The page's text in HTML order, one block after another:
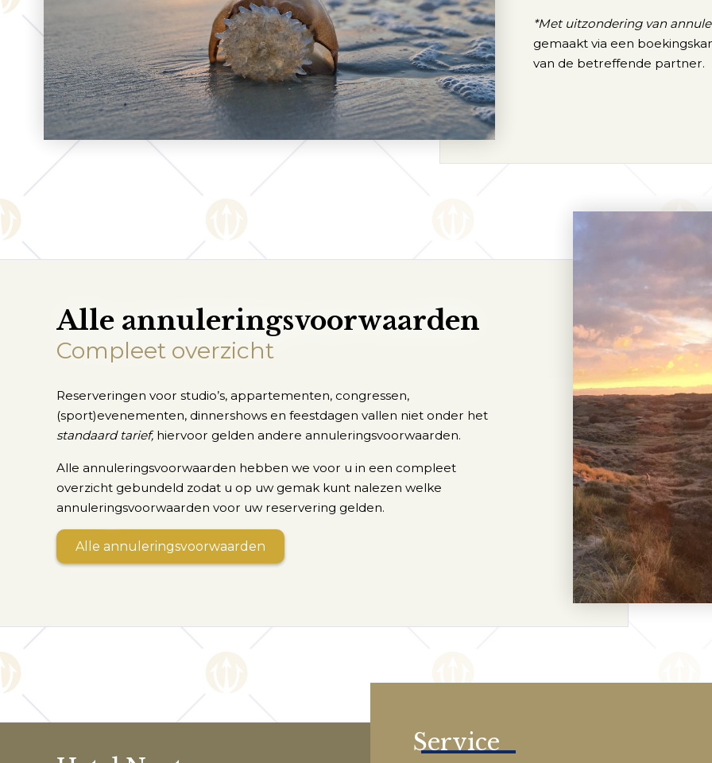
*Met uitzondering van
gemaakt via een
van de betreffende partner.
Alle annuleringsvoorwaarden
Compleet overzicht
Reserveringen voor studio’s, appartementen, congressen,
(sport)evenementen, dinnershows en feestdagen vallen niet onder het
standaard tarief,hiervoor gelden andere annuleringsvoorwaarden.
Alle annuleringsvoorwaarden hebben we voor u in een compleet
overzicht gebundeld zodat u op uw gemak kunt nalezen welke
annuleringsvoorwaarden voor uw reservering gelden.
Alle annuleringsvoorwaarden
Service